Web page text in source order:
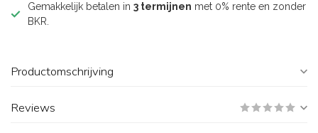
Gemakkelijk betalen in 3 termijnen met 0% rente en zonder
BKR.
Productomschrijving
Reviews